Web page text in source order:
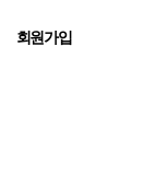
회원가입